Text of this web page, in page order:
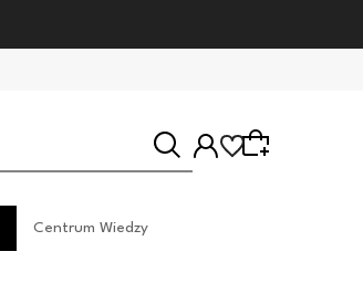
Centrum Wiedzy